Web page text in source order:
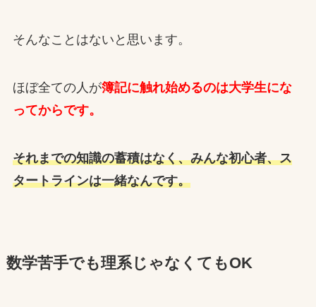
そんなことはないと思います。
ほぼ全ての人が簿記に触れ始めるのは大学生にな
ってからです。
それまでの知識の蓄積はなく、みんな初心者、ス
タートラインは一緒なんです。
数学苦手でも理系じゃなくてもOK